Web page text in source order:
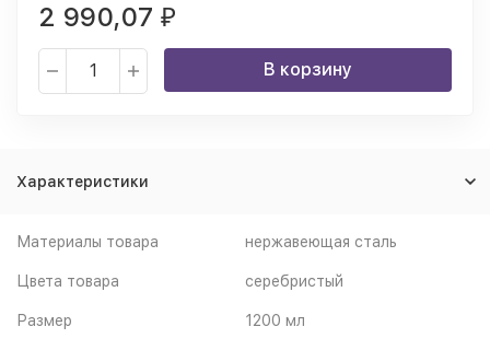
2 990,07 ₽
В корзину
Характеристики
Материалы товара нержавеющая cталь
Цвета товара серебристый
Размер 1200 мл